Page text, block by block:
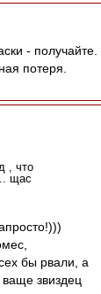
- получайте.
потеря.
, что
щас
бы рвали, а
звиздец